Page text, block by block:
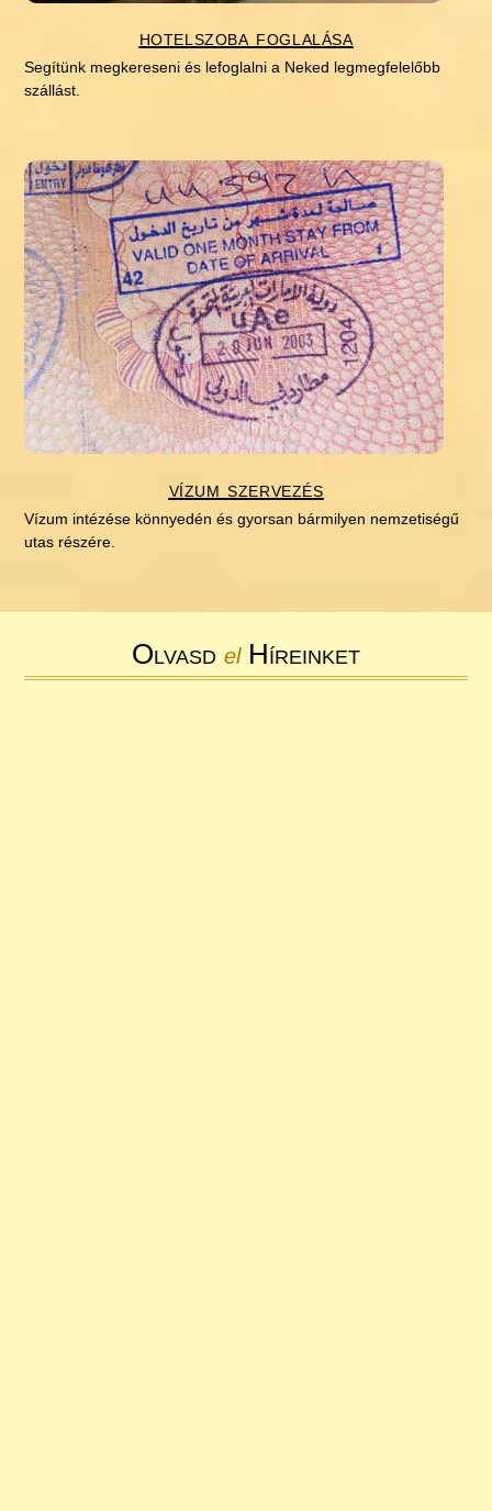
hotelszoba foglalása
Segítünk megkereseni és lefoglalni a Neked legmegfelelőbb
szállást.
vízum szervezés
Vízum intézése könnyedén és gyorsan bármilyen nemzetiségű
utas részére.
Olvasd elHíreinket